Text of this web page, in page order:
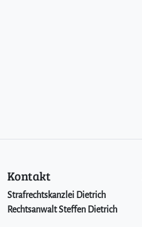
Kontakt
Strafrechtskanzlei Dietrich
Rechtsanwalt Steffen Dietrich